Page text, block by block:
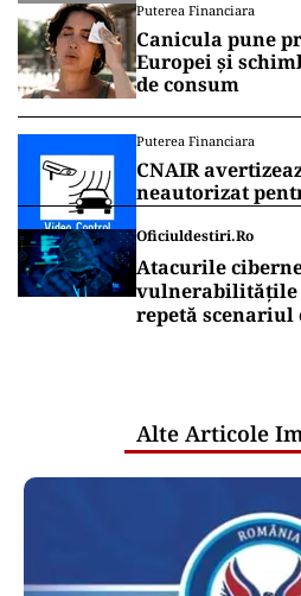
Puterea Financiara
Canicula pune
Europei și
de consum
Puterea Financiara
CNAIR
neautorizat
Oficiuldestiri.ro
Atacurile
vulnerabilitățile
repetă scenariul
Alte Articole